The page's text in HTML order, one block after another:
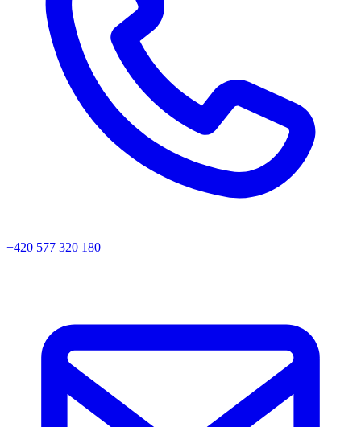
+420 577 320 180